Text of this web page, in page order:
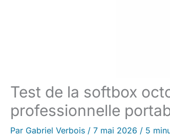
Test de la softbox
professionnelle
Par Gabriel Verbois / 7 mai 2026 / 5